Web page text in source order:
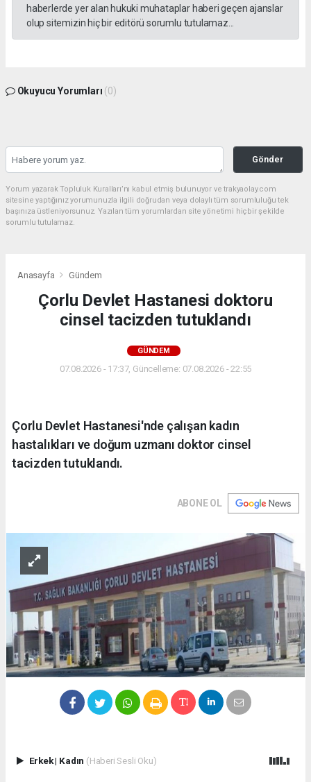
haberlerde yer alan hukuki muhataplar haberi geçen ajanslar
olup sitemizin hiç bir editörü sorumlu tutulamaz...
Okuyucu Yorumları (0)
Gönder
Yorum yazarak Topluluk Kuralları’nı kabul etmiş bulunuyor ve trakyaolay.com
sitesine yaptığınız yorumunuzla ilgili doğrudan veya dolaylı tüm sorumluluğu tek
başınıza üstleniyorsunuz. Yazılan tüm yorumlardan site yönetimi hiçbir şekilde
sorumlu tutulamaz.
Anasayfa Gündem
Çorlu Devlet Hastanesi doktoru
cinsel tacizden tutuklandı
GÜNDEM
07.08.2026 - 17:37, Güncelleme: 07.08.2026 - 22:55
Çorlu Devlet Hastanesi'nde çalışan kadın
hastalıkları ve doğum uzmanı doktor cinsel
tacizden tutuklandı.
ABONE OL
Erkek| Kadın (Haberi Sesli Oku)